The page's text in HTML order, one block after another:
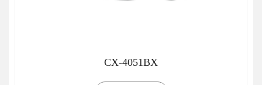
CX-4051BX